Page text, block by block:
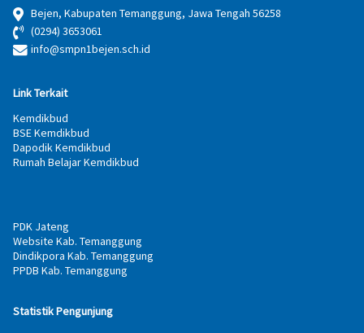
Bejen, Kabupaten Temanggung, Jawa Tengah 56258
(0294) 3653061
info@smpn1bejen.sch.id
Link Terkait
Kemdikbud
BSE Kemdikbud
Dapodik Kemdikbud
Rumah Belajar Kemdikbud
PDK Jateng
Website Kab. Temanggung
Dindikpora Kab. Temanggung
PPDB Kab. Temanggung
Statistik Pengunjung